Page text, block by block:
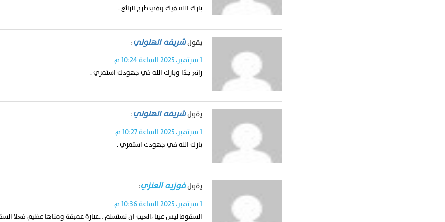
بارك الله فيك وفي طرح الرائع .
يقولشريفه الهلولي:
1 سبتمبر، 2025 الساعة 10:24 م
رائع جدًا وبارك الله في جهودك استمري .
يقولشريفه الهلولي:
1 سبتمبر، 2025 الساعة 10:27 م
بارك الله في جهودك استمري .
يقولفوزيه العنزي:
1 سبتمبر، 2025 الساعة 10:36 م
السقوط ليس عيبا ،العيب ان نستسلم …عبارة عميقة ومناها عظيم فعلا